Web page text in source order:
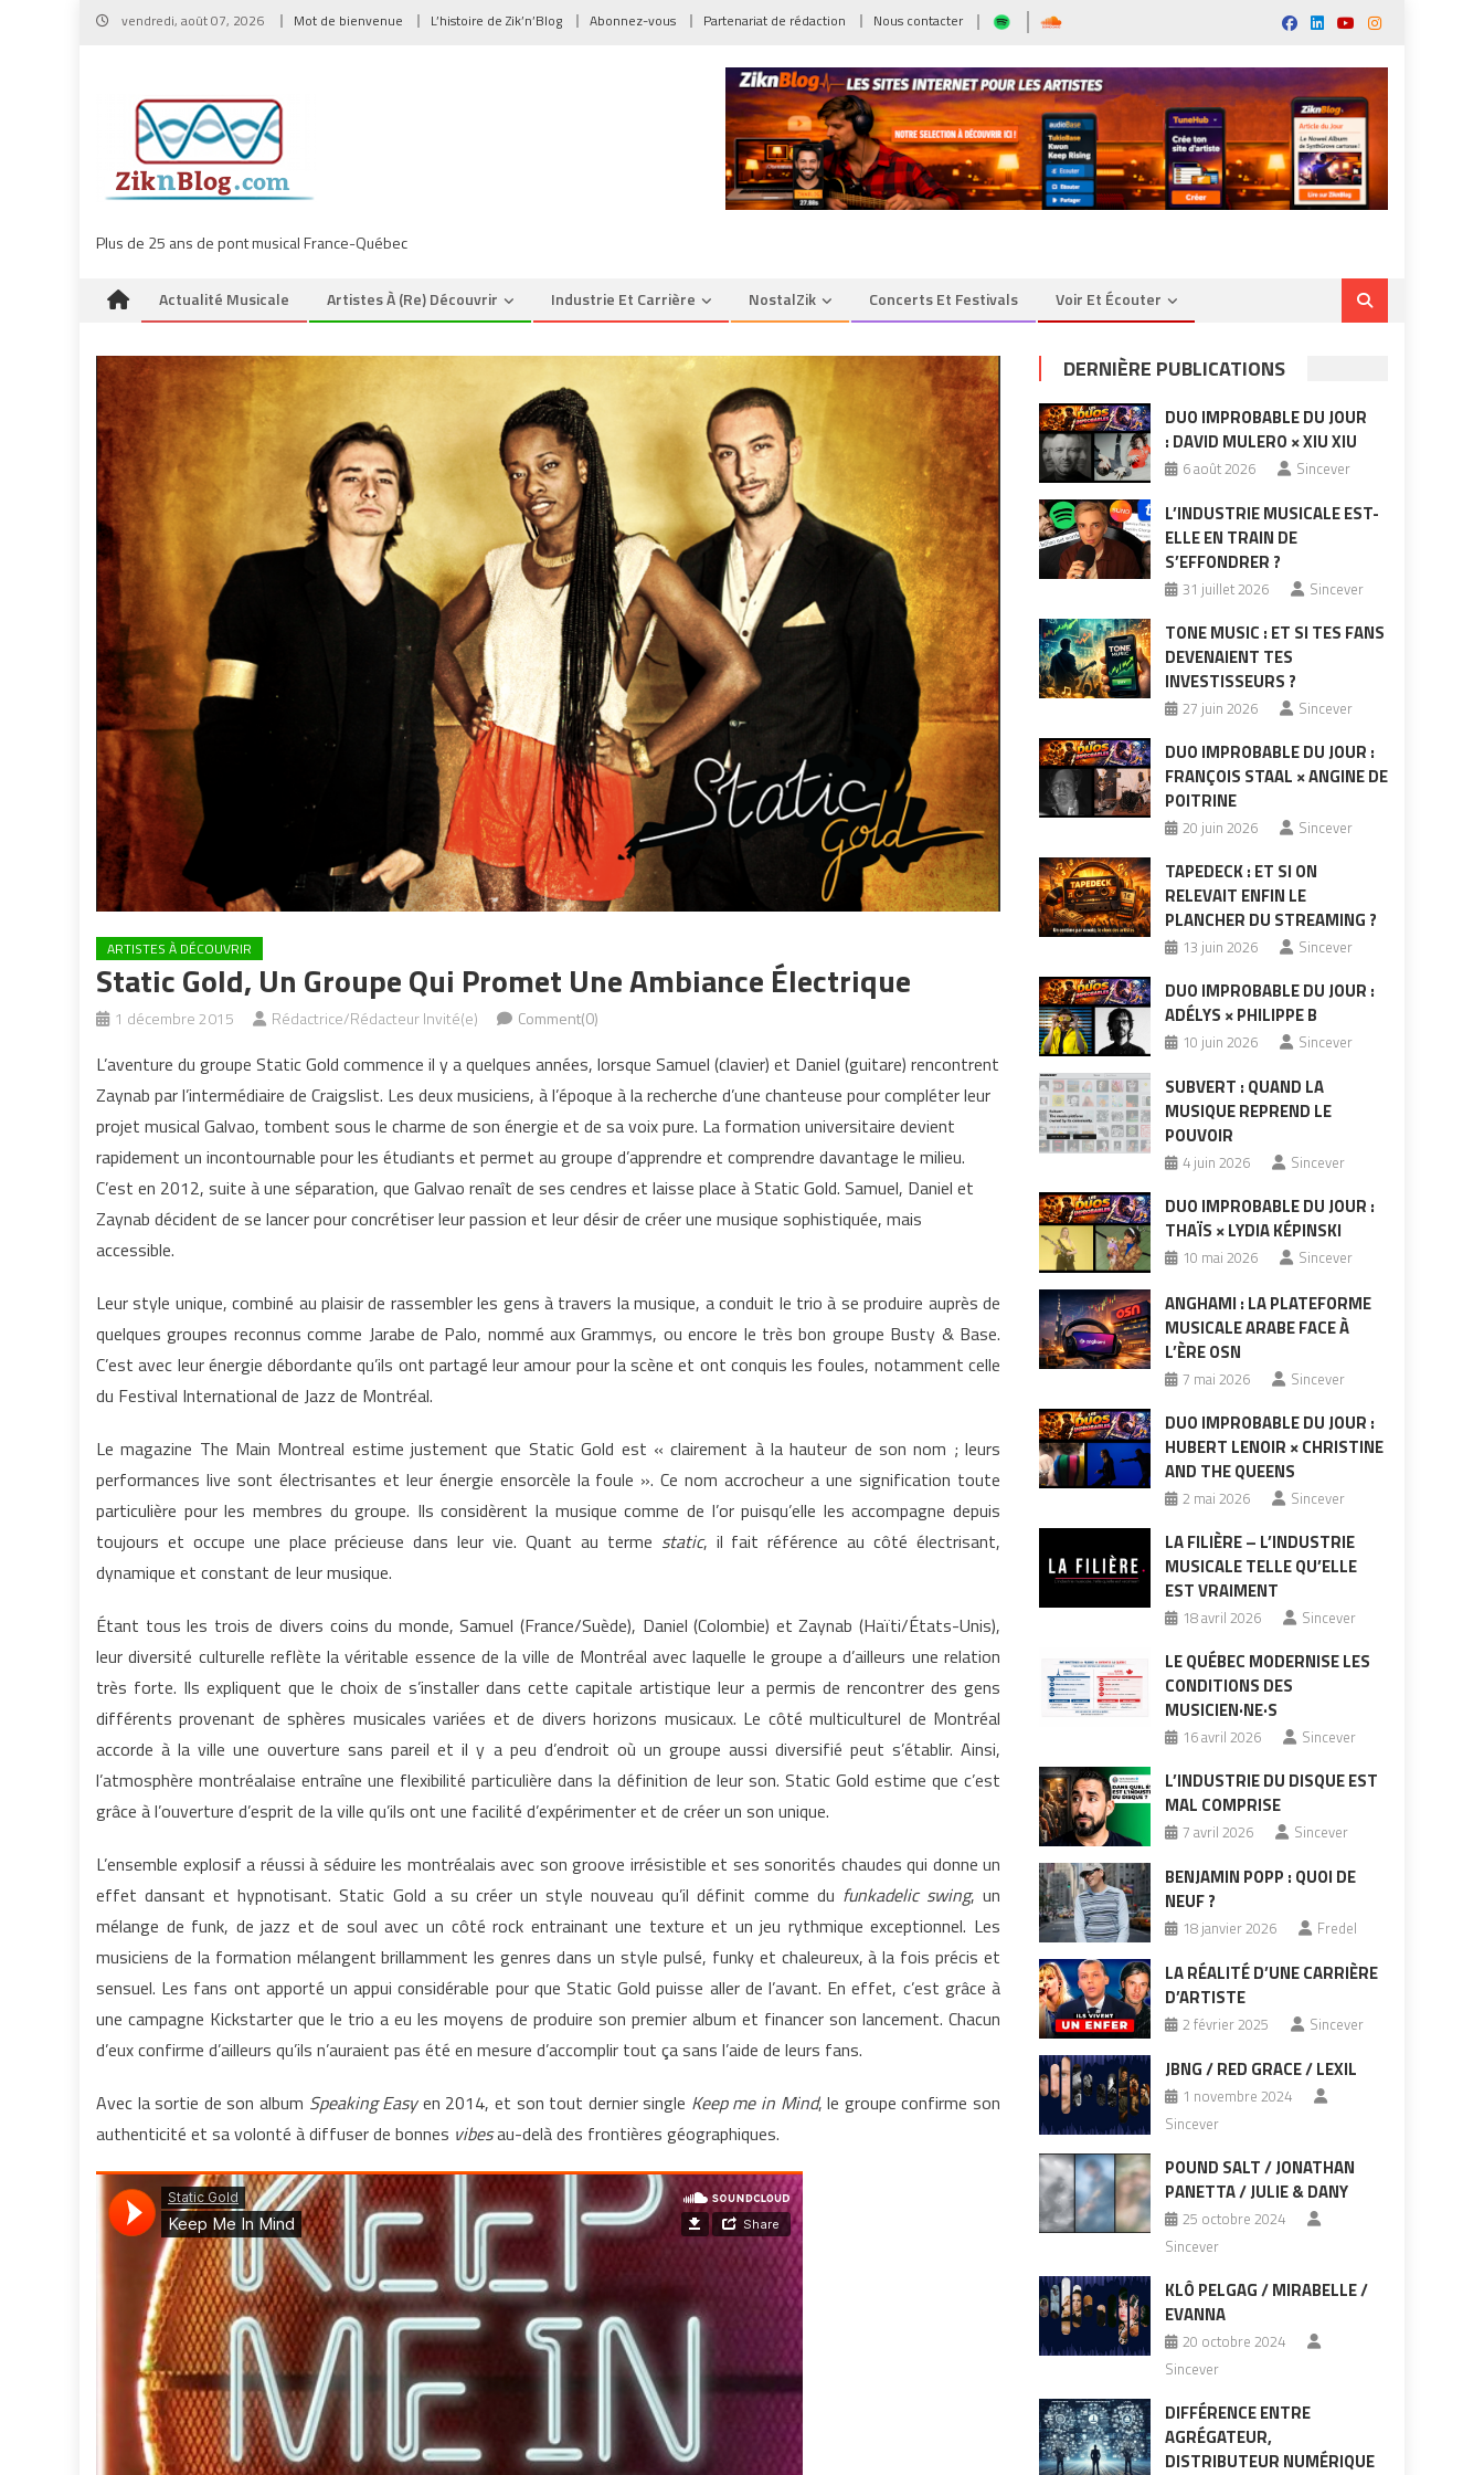
Skip
vendredi, août 07, 2026 Mot de bienvenue L’histoire de Zik’n’Blog Abonnez-vous Partenariat de rédaction Nous contacter
Plus de 25 ans de pont musical France-Québec
Actualité Musicale Artistes À (re) Découvrir Industrie Et Carrière NostalZik Concerts Et Festivals Voir Et Écouter
ARTISTES À DÉCOUVRIR
Static Gold, Un Groupe Qui Promet Une Ambiance Électrique
1 décembre 2015 Rédactrice/Rédacteur Invité(e) Comment(0)
L’aventure du groupe Static Gold commence il y a quelques années, lorsque Samuel (clavier) et Daniel (guitare) rencontrent
Zaynab par l’intermédiaire de Craigslist. Les deux musiciens, à l’époque à la recherche d’une chanteuse pour compléter leur
projet musical Galvao, tombent sous le charme de son énergie et de sa voix pure. La formation universitaire devient
rapidement un incontournable pour les étudiants et permet au groupe d’apprendre et comprendre davantage le milieu.
C’est en 2012, suite à une séparation, que Galvao renaît de ses cendres et laisse place à Static Gold. Samuel, Daniel et
Zaynab décident de se lancer pour concrétiser leur passion et leur désir de créer une musique sophistiquée, mais
accessible.
Leur style unique, combiné au plaisir de rassembler les gens à travers la musique, a conduit le trio à se produire auprès de
quelques groupes reconnus comme Jarabe de Palo, nommé aux Grammys, ou encore le très bon groupe Busty & Base.
C’est avec leur énergie débordante qu’ils ont partagé leur amour pour la scène et ont conquis les foules, notamment celle
du Festival International de Jazz de Montréal.
Le magazine The Main Montreal estime justement que Static Gold est « clairement à la hauteur de son nom ; leurs
performances live sont électrisantes et leur énergie ensorcèle la foule ». Ce nom accrocheur a une signification toute
particulière pour les membres du groupe. Ils considèrent la musique comme de l’or puisqu’elle les accompagne depuis
toujours et occupe une place précieuse dans leur vie. Quant au terme static, il fait référence au côté électrisant,
dynamique et constant de leur musique.
Étant tous les trois de divers coins du monde, Samuel (France/Suède), Daniel (Colombie) et Zaynab (Haïti/États-Unis),
leur diversité culturelle reflète la véritable essence de la ville de Montréal avec laquelle le groupe a d’ailleurs une relation
très forte. Ils expliquent que le choix de s’installer dans cette capitale artistique leur a permis de rencontrer des gens
différents provenant de sphères musicales variées et de divers horizons musicaux. Le côté multiculturel de Montréal
accorde à la ville une ouverture sans pareil et il y a peu d’endroit où un groupe aussi diversifié peut s’établir. Ainsi,
l’atmosphère montréalaise entraîne une flexibilité particulière dans la définition de leur son. Static Gold estime que c’est
grâce à l’ouverture d’esprit de la ville qu’ils ont une facilité d’expérimenter et de créer un son unique.
L’ensemble explosif a réussi à séduire les montréalais avec son groove irrésistible et ses sonorités chaudes qui donne un
effet dansant et hypnotisant. Static Gold a su créer un style nouveau qu’il définit comme du funkadelic swing,un
mélange de funk, de jazz et de soul avec un côté rock entrainant une texture et un jeu rythmique exceptionnel. Les
musiciens de la formation mélangent brillamment les genres dans un style pulsé, funky et chaleureux, à la fois précis et
sensuel. Les fans ont apporté un appui considérable pour que Static Gold puisse aller de l’avant. En effet, c’est grâce à
une campagne Kickstarter que le trio a eu les moyens de produire son premier album et financer son lancement. Chacun
d’eux confirme d’ailleurs qu’ils n’auraient pas été en mesure d’accomplir tout ça sans l’aide de leurs fans.
Avec la sortie de son album Speaking Easyen 2014, et son tout dernier single Keep me in Mind, le groupe confirme son
authenticité et sa volonté à diffuser de bonnes vibesau-delà des frontières géographiques.
DERNIÈRE PUBLICATIONS
DUO IMPROBABLE DU JOUR
: DAVID MULERO × XIU XIU
6 août 2026 Sincever
L’INDUSTRIE MUSICALE EST-
ELLE EN TRAIN DE
S’EFFONDRER ?
31 juillet 2026 Sincever
TONE MUSIC : ET SI TES FANS
DEVENAIENT TES
INVESTISSEURS ?
27 juin 2026 Sincever
DUO IMPROBABLE DU JOUR :
FRANÇOIS STAAL × ANGINE DE
POITRINE
20 juin 2026 Sincever
TAPEDECK : ET SI ON
RELEVAIT ENFIN LE
PLANCHER DU STREAMING ?
13 juin 2026 Sincever
DUO IMPROBABLE DU JOUR :
ADÉLYS × PHILIPPE B
10 juin 2026 Sincever
SUBVERT : QUAND LA
MUSIQUE REPREND LE
POUVOIR
4 juin 2026 Sincever
DUO IMPROBABLE DU JOUR :
THAÏS × LYDIA KÉPINSKI
10 mai 2026 Sincever
ANGHAMI : LA PLATEFORME
MUSICALE ARABE FACE À
L’ÈRE OSN
7 mai 2026 Sincever
DUO IMPROBABLE DU JOUR :
HUBERT LENOIR × CHRISTINE
AND THE QUEENS
2 mai 2026 Sincever
LA FILIÈRE – L’INDUSTRIE
MUSICALE TELLE QU’ELLE
EST VRAIMENT
18 avril 2026 Sincever
LE QUÉBEC MODERNISE LES
CONDITIONS DES
MUSICIEN·NE·S
16 avril 2026 Sincever
L’INDUSTRIE DU DISQUE EST
MAL COMPRISE
7 avril 2026 Sincever
BENJAMIN POPP : QUOI DE
NEUF ?
18 janvier 2026 Fredel
LA RÉALITÉ D’UNE CARRIÈRE
D’ARTISTE
2 février 2025 Sincever
JBNG / RED GRACE / LEXIL
1 novembre 2024
Sincever
POUND SALT / JONATHAN
PANETTA / JULIE & DANY
25 octobre 2024
Sincever
KLÔ PELGAG / MIRABELLE /
EVANNA
20 octobre 2024
Sincever
DIFFÉRENCE ENTRE
AGRÉGATEUR,
DISTRIBUTEUR NUMÉRIQUE